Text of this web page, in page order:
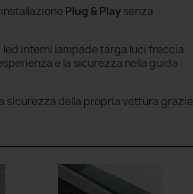
Plug & Playsenza
interni lampade targa luci freccia
e la sicurezza nella guida
sicurezza della propria vettura grazie